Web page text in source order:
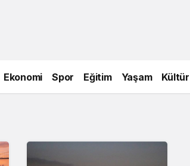
Ekonomi Spor Eğitim Yaşam